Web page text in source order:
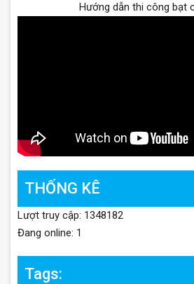
Hướng dẫn thi công bạt
THỐNG KÊ
Lượt truy cập: 1348182
Đang online: 1
Tags: